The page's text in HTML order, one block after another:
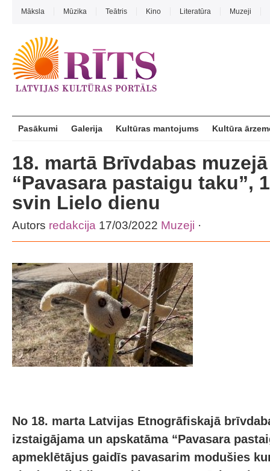
Māksla Mūzika Teātris Kino Literatūra Muzeji
Pasākumi Galerija Kultūras mantojums Kultūra
18. martā Brīvdabas
“Pavasara pastaigu taku”,
svin Lielo dienu
Autors redakcija 17/03/2022 Muzeji ·
No 18. marta Latvijas Etnogrāfiskajā
izstaigājama un apskatāma “Pavasara
apmeklētājus gaidīs pavasarim modušies